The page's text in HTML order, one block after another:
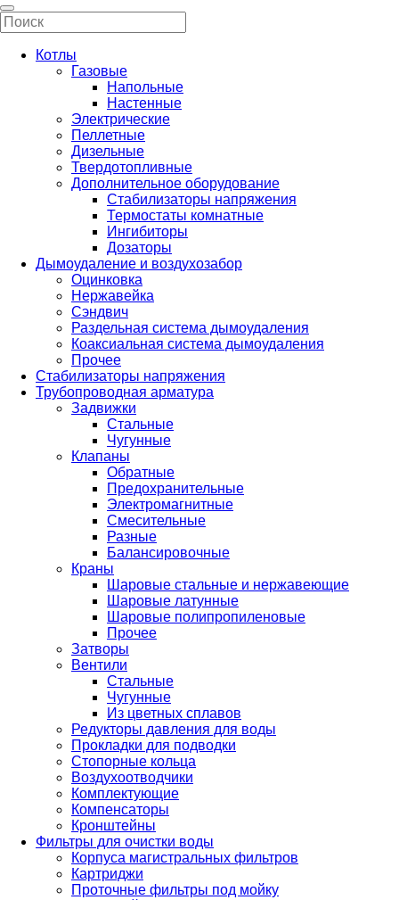
Котлы
Газовые
Напольные
Настенные
Электрические
Пеллетные
Дизельные
Твердотопливные
Дополнительное оборудование
Стабилизаторы напряжения
Термостаты комнатные
Ингибиторы
Дозаторы
Дымоудаление и воздухозабор
Оцинковка
Нержавейка
Сэндвич
Раздельная система дымоудаления
Коаксиальная система дымоудаления
Прочее
Стабилизаторы напряжения
Трубопроводная арматура
Задвижки
Стальные
Чугунные
Клапаны
Обратные
Предохранительные
Электромагнитные
Смесительные
Разные
Балансировочные
Краны
Шаровые стальные и нержавеющие
Шаровые латунные
Шаровые полипропиленовые
Прочее
Затворы
Вентили
Стальные
Чугунные
Из цветных сплавов
Редукторы давления для воды
Прокладки для подводки
Стопорные кольца
Воздухоотводчики
Комплектующие
Компенсаторы
Кронштейны
Фильтры для очистки воды
Корпуса магистральных фильтров
Картриджи
Проточные фильтры под мойку